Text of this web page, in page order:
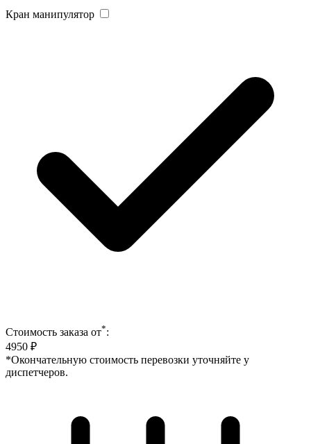
Кран манипулятор
Стоимость заказа от*:
4950 ₽
*Окончательную стоимость перевозки уточняйте у
диспетчеров.